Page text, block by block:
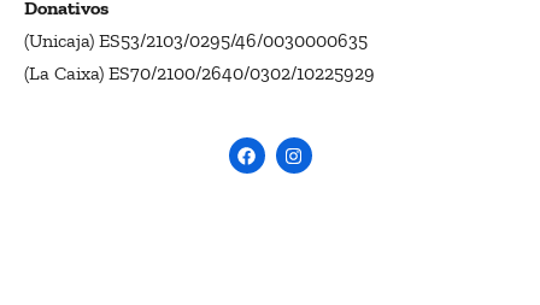
Donativos
(Unicaja) ES53/2103/0295/46/0030000635
(La Caixa) ES70/2100/2640/0302/10225929